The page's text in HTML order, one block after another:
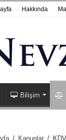
Hakkında
Bilişim
/ Kanunlar /